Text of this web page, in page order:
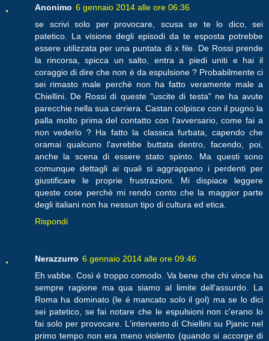
Anonimo 6 gennaio 2014 alle ore 06:36
se scrivi solo per provocare, scusa se te lo dico, sei
patetico. La visione degli episodi da te esposta potrebbe
essere utilizzata per una puntata di x file. De Rossi prende
la rincorsa, spicca un salto, entra a piedi uniti e hai il
coraggio di dire che non è da espulsione ? Probabilmente ci
sei rimasto male perchè non ha fatto veramente male a
Chiellini. De Rossi di queste "uscite di testa" ne ha avute
parecchie nella sua carriera. Castan colpisce con il pugno la
palla molto prima del contatto con l'avversario, come fai a
non vederlo ? Ha fatto la classica furbata, capendo che
oramai qualcuno l'avrebbe buttata dentro, facendo, poi,
anche la scena di essere stato spinto. Ma questi sono
comunque dettagli ai quali si aggrappano i perdenti per
giustificare le proprie frustrazioni. Mi dispiace leggere
queste cose perchè mi rendo conto che la maggior parte
degli italiani non ha nessun tipo di cultura ed etica.
Rispondi
Nerazzurro 6 gennaio 2014 alle ore 09:46
Eh vabbe. Così é troppo comodo. Va bene che chi vince ha
sempre ragione ma qua siamo al limite dell'assurdo. La
Roma ha dominato (le é mancato solo il gol) ma se lo dici
sei patetico, se fai notare che le espulsioni non c'erano lo
fai solo per provocare. L'intervento di Chiellini su Pjanic nel
primo tempo non era meno violento (quando si accorge di